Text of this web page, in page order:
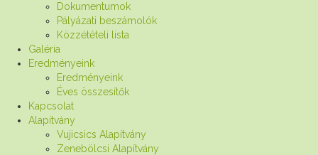
Dokumentumok
Pályázati beszámolók
Közzétételi lista
Galéria
Eredményeink
Eredményeink
Éves összesítők
Kapcsolat
Alapítvány
Vujicsics Alapítvány
Zenebölcsi Alapítvány